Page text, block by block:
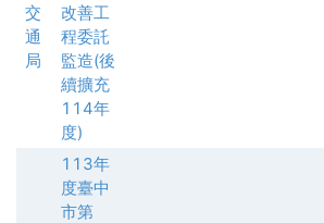
交
通
局
改善工
程委託
監造(後
續擴充
114年
度)
113年
度臺中
市第